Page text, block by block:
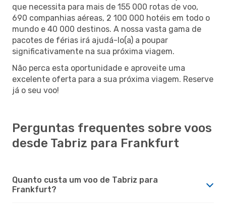
que necessita para mais de 155 000 rotas de voo,
690 companhias aéreas, 2 100 000 hotéis em todo o
mundo e 40 000 destinos. A nossa vasta gama de
pacotes de férias irá ajudá-lo(a) a poupar
significativamente na sua próxima viagem.
Não perca esta oportunidade e aproveite uma
excelente oferta para a sua próxima viagem. Reserve
já o seu voo!
Perguntas frequentes sobre voos
desde Tabriz para Frankfurt
Quanto custa um voo de Tabriz para
Frankfurt?